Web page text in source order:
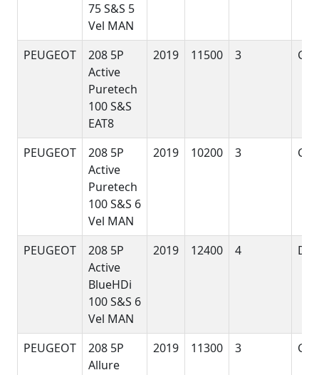
75 S&S 5
Vel MAN
PEUGEOT
208 5P
Active
Puretech
100 S&S
EAT8
2019 11500 3 G
PEUGEOT
208 5P
Active
Puretech
100 S&S 6
Vel MAN
2019 10200 3 G
PEUGEOT
208 5P
Active
BlueHDi
100 S&S 6
Vel MAN
2019 12400 4 D
PEUGEOT
208 5P
Allure
2019 11300 3 G